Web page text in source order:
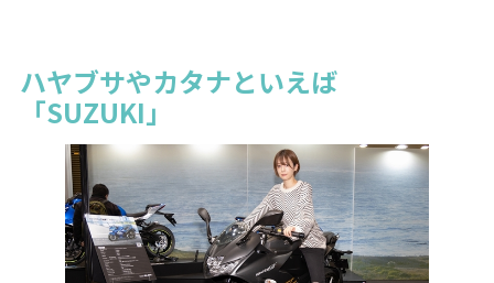
ハヤブサやカタナといえば
「SUZUKI」